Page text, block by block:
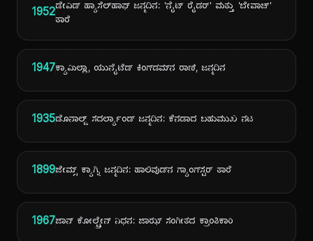
1952ಡೇವಿಡ್ ಹ್ಯಾಸೆಲ್‌ಹಾಫ್ ಜನ್ಮದಿನ: 'ನೈಟ್ ರೈಡರ್' ಮತ್ತು 'ಬೇವಾಚ್'
ತಾರೆ
1947ಕ್ಯಾಮಿಲ್ಲಾ, ಯುನೈಟೆಡ್ ಕಿಂಗ್‌ಡಮ್‌ನ ರಾಣಿ, ಜನ್ಮದಿನ
1935ಡೊನಾಲ್ಡ್ ಸದರ್ಲ್ಯಾಂಡ್ ಜನ್ಮದಿನ: ಕೆನಡಾದ ಬಹುಮುಖ ನಟ
1899ಜೇಮ್ಸ್ ಕ್ಯಾಗ್ನಿ ಜನ್ಮದಿನ: ಹಾಲಿವುಡ್‌ನ ಗ್ಯಾಂಗ್‌ಸ್ಟರ್ ತಾರೆ
1967ಜಾನ್ ಕೋಲ್ಟ್ರೇನ್ ನಿಧನ: ಜಾಝ್ ಸಂಗೀತದ ಕ್ರಾಂತಿಕಾರಿ